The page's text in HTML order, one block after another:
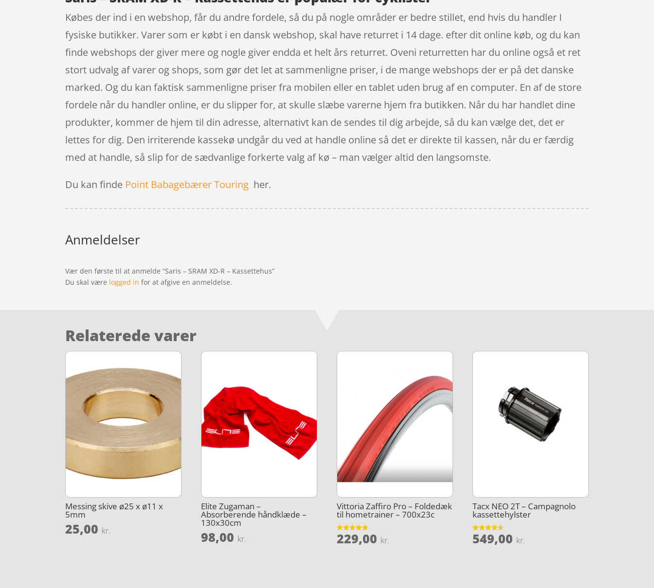
Købes der ind i en webshop, får du andre fordele, så du på nogle områder er bedre stillet, end hvis du handler I
fysiske butikker. Varer som er købt i en dansk webshop, skal have returret i 14 dage. efter dit online køb, og du kan
finde webshops der giver mere og nogle giver endda et helt års returret. Oveni returretten har du online også et ret
stort udvalg af varer og shops, som gør det let at sammenligne priser, i de mange webshops der er på det danske
marked. Og du kan faktisk sammenligne priser fra mobilen eller en tablet uden brug af en computer. En af de store
fordele når du handler online, er du slipper for, at skulle slæbe varerne hjem fra butikken. Når du har handlet dine
produkter, kommer de hjem til din adresse, alternativt kan de sendes til dig arbejde, så du kan vælge det, det er
lettes for dig. Den irriterende kassekø undgår du ved at handle online så det er direkte til kassen, når du er færdig
med at handle, så slip for de sædvanlige forkerte valg af kø – man vælger altid den langsomste.
Du kan finde Point Babagebærer Touring her.
Anmeldelser
Vær den første til at anmelde “Saris – SRAM XD-R – Kassettehus”
Du skal være logged in for at afgive en anmeldelse.
Relaterede varer
Messing skive ø25 x ø11 x
5mm
25,00 kr.
Elite Zugaman –
Absorberende håndklæde –
130x30cm
98,00 kr.
Vittoria Zaffiro Pro – Foldedæk
til hometrainer – 700x23c
Vurderet
4.9
229,00 kr.
Tacx NEO 2T – Campagnolo
kassettehylster
Vurderet
4.5
549,00 kr.